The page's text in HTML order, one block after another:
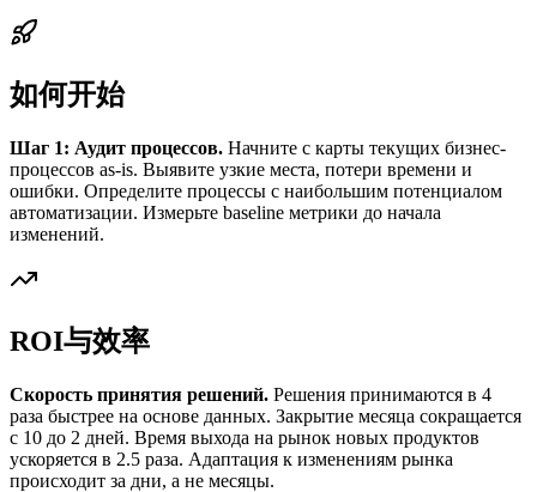
如何开始
Шаг 1: Аудит процессов. Начните с карты текущих бизнес-
процессов as-is. Выявите узкие места, потери времени и
ошибки. Определите процессы с наибольшим потенциалом
автоматизации. Измерьте baseline метрики до начала
изменений.
ROI与效率
Скорость принятия решений. Решения принимаются в 4
раза быстрее на основе данных. Закрытие месяца сокращается
с 10 до 2 дней. Время выхода на рынок новых продуктов
ускоряется в 2.5 раза. Адаптация к изменениям рынка
происходит за дни, а не месяцы.